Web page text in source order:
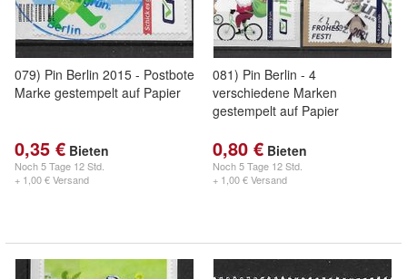
079) Pin Berlin 2015 - Postbote
Marke gestempelt auf Papier
0,35 € Bieten
Noch5 Tage 12 Std.
+ 1,00 € Versand
081) Pin Berlin - 4
verschiedene Marken
gestempelt auf Papier
0,80 € Bieten
Noch5 Tage 12 Std.
+ 1,00 € Versand